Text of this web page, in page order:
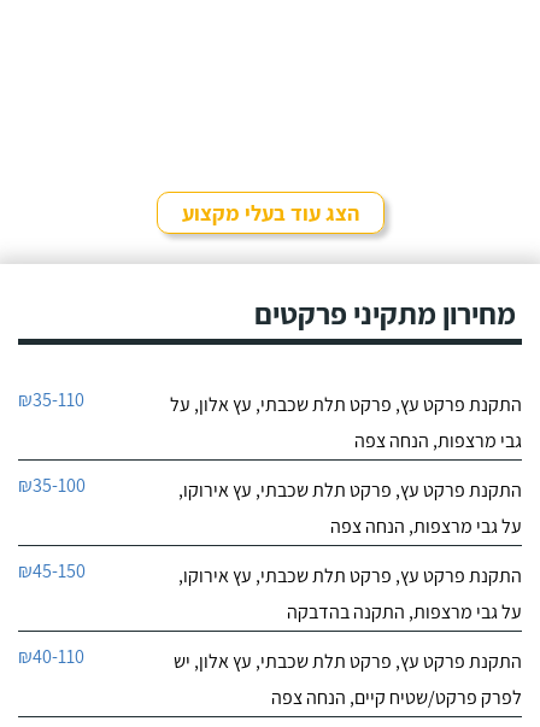
הצג עוד בעלי מקצוע
מחירון מתקיני פרקטים
התקנת פרקט עץ, פרקט תלת שכבתי, עץ אלון, על
גבי מרצפות, הנחה צפה
₪35-110
התקנת פרקט עץ, פרקט תלת שכבתי, עץ אירוקו,
על גבי מרצפות, הנחה צפה
₪35-100
התקנת פרקט עץ, פרקט תלת שכבתי, עץ אירוקו,
על גבי מרצפות, התקנה בהדבקה
₪45-150
התקנת פרקט עץ, פרקט תלת שכבתי, עץ אלון, יש
לפרק פרקט/שטיח קיים, הנחה צפה
₪40-110